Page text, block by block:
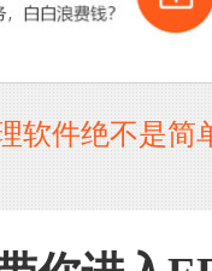
软件绝不是